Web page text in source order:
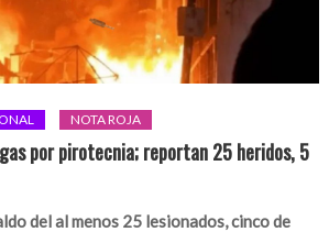
NOTA ROJA
por pirotecnia; reportan 25 heridos, 5
del al menos 25 lesionados, cinco de